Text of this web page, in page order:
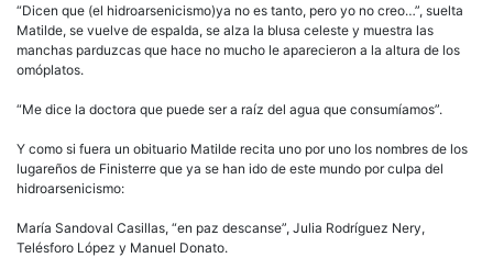
“Dicen que (el hidroarsenicismo)ya no es tanto, pero yo no creo…”, suelta
Matilde, se vuelve de espalda, se alza la blusa celeste y muestra las
manchas parduzcas que hace no mucho le aparecieron a la altura de los
omóplatos.
“Me dice la doctora que puede ser a raíz del agua que consumíamos”.
Y como si fuera un obituario Matilde recita uno por uno los nombres de los
lugareños de Finisterre que ya se han ido de este mundo por culpa del
hidroarsenicismo:
María Sandoval Casillas, “en paz descanse”, Julia Rodríguez Nery,
Telésforo López y Manuel Donato.